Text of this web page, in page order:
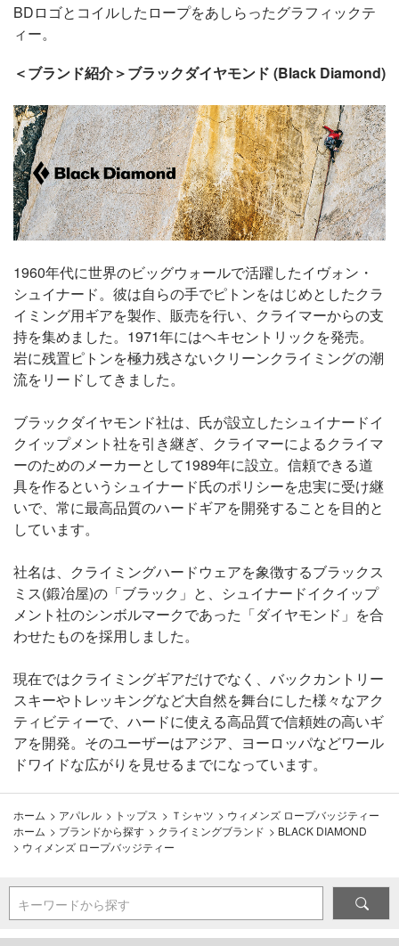
BDロゴとコイルしたロープをあしらったグラフィックテ
ィー。
＜ブランド紹介＞ブラックダイヤモンド (Black Diamond)
1960年代に世界のビッグウォールで活躍したイヴォン・
シュイナード。彼は自らの手でピトンをはじめとしたクラ
イミング用ギアを製作、販売を行い、クライマーからの支
持を集めました。1971年にはヘキセントリックを発売。
岩に残置ピトンを極力残さないクリーンクライミングの潮
流をリードしてきました。
ブラックダイヤモンド社は、氏が設立したシュイナードイ
クイップメント社を引き継ぎ、クライマーによるクライマ
ーのためのメーカーとして1989年に設立。信頼できる道
具を作るというシュイナード氏のポリシーを忠実に受け継
いで、常に最高品質のハードギアを開発することを目的と
しています。
社名は、クライミングハードウェアを象徴するブラックス
ミス(鍛冶屋)の「ブラック」と、シュイナードイクイップ
メント社のシンボルマークであった「ダイヤモンド」を合
わせたものを採用しました。
現在ではクライミングギアだけでなく、バックカントリー
スキーやトレッキングなど大自然を舞台にした様々なアク
ティビティーで、ハードに使える高品質で信頼姓の高いギ
アを開発。そのユーザーはアジア、ヨーロッパなどワール
ドワイドな広がりを見せるまでになっています。
ホーム > アパレル > トップス > Ｔシャツ > ウィメンズ ロープバッジティー
ホーム > ブランドから探す > クライミングブランド > BLACK DIAMOND
> ウィメンズ ロープバッジティー
キーワードから探す